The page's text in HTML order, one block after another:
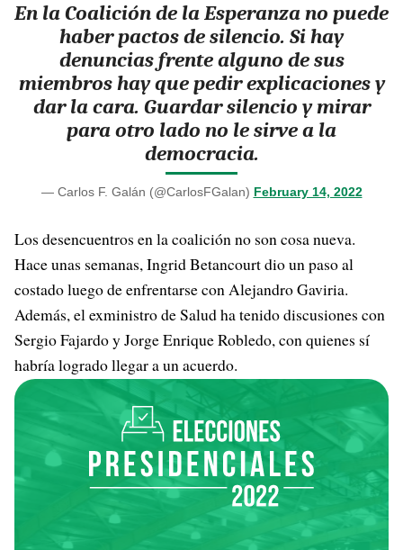
En la Coalición de la Esperanza no puede
haber pactos de silencio. Si hay
denuncias frente alguno de sus
miembros hay que pedir explicaciones y
dar la cara. Guardar silencio y mirar
para otro lado no le sirve a la
democracia.
— Carlos F. Galán (@CarlosFGalan) February 14, 2022
Los desencuentros en la coalición no son cosa nueva.
Hace unas semanas, Ingrid Betancourt dio un paso al
costado luego de enfrentarse con Alejandro Gaviria.
Además, el exministro de Salud ha tenido discusiones con
Sergio Fajardo y Jorge Enrique Robledo, con quienes sí
habría logrado llegar a un acuerdo.